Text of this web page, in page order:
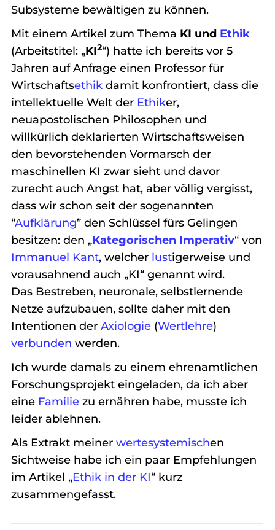
Subsysteme bewältigen zu können.
Mit einem Artikel zum Thema KI und Ethik
(Arbeitstitel: „KI2“) hatte ich bereits vor 5
Jahren auf Anfrage einen Professor für
Wirtschaftsethik damit konfrontiert, dass die
intellektuelle Welt der Ethiker,
neuapostolischen Philosophen und
willkürlich deklarierten Wirtschaftsweisen
den bevorstehenden Vormarsch der
maschinellen KI zwar sieht und davor
zurecht auch Angst hat, aber völlig vergisst,
dass wir schon seit der sogenannten
“Aufklärung” den Schlüssel fürs Gelingen
besitzen: den „Kategorischen Imperativ“ von
Immanuel Kant, welcher lustigerweise und
vorausahnend auch „KI“ genannt wird.
Das Bestreben, neuronale, selbstlernende
Netze aufzubauen, sollte daher mit den
Intentionen der Axiologie (Wertlehre)
verbunden werden.
Ich wurde damals zu einem ehrenamtlichen
Forschungsprojekt eingeladen, da ich aber
eine Familie zu ernähren habe, musste ich
leider ablehnen.
Als Extrakt meiner wertesystemischen
Sichtweise habe ich ein paar Empfehlungen
im Artikel „Ethik in der KI“ kurz
zusammengefasst.